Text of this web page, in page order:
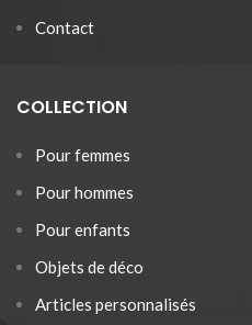
Contact
COLLECTION
Pour femmes
Pour hommes
Pour enfants
Objets de déco
Articles personnalisés